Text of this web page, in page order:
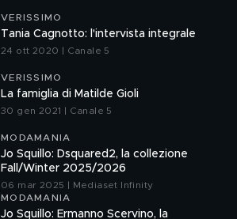
VERISSIMO
Tania Cagnotto: l'intervista integrale
24 ott 2020 | Canale 5
VERISSIMO
La famiglia di Matilde Gioli
30 gen 2021 | Canale 5
MODAMANIA
Jo Squillo: Dsquared2, la collezione
Fall/Winter 2025/2026
06 mar 2025 | Mediaset Infinity
MODAMANIA
Jo Squillo: Ermanno Scervino, la